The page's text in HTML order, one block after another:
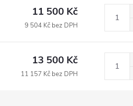
11 500 Kč
9 504 Kč bez DPH
13 500 Kč
11 157 Kč bez DPH